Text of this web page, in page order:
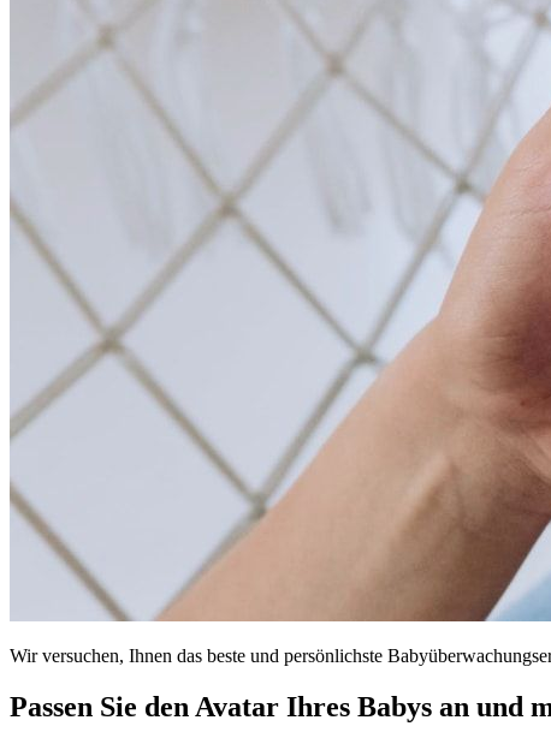
Wir versuchen, Ihnen das beste und persönlichste
Passen Sie den Avatar Ihres Babys an und